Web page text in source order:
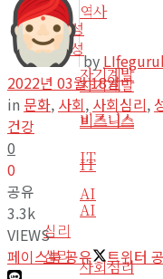
생산성
자기계발
비즈니스
IT
AI
심리
역사
생산성
자기계발
비즈니스
IT
AI
심리
사회심리
by
2022년 03월 18일
in 문화, 사회, 사회심리,
건강
0
0
공유
3.3k
VIEWS
페이스북 공유
트위터